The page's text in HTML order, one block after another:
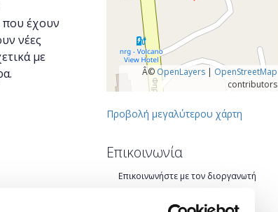
που έχουν
νέες
με
Â© OpenLayers| OpenStreetMap
contributors
Προβολή μεγαλύτερου χάρτη
Επικοινωνία
Επικοινωνήστε με τον διοργανωτή